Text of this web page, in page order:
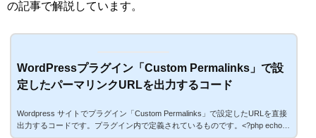
の記事で解説しています。
WordPressプラグイン「Custom Permalinks」で設
定したパーマリンクURLを出力するコード
Wordpress サイトでプラグイン「Custom Permalinks」で設定したURLを直接
出力するコードです。プラグイン内で定義されているものです。<?php echo c